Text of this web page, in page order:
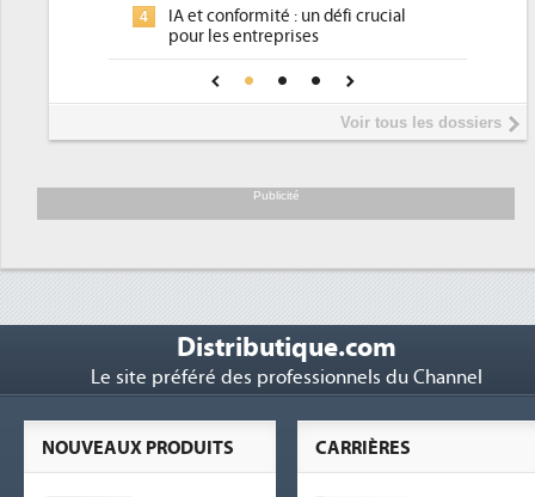
4
IA et conformité : un défi crucial
pour les entreprises
Une IA de confiance pour une IA
plus sûre ?
Voir tous les dossiers
Publicité
Distributique.com
Le site préféré des professionnels du Channel
CARRIÈRES
NOUVEAUX PRODUITS